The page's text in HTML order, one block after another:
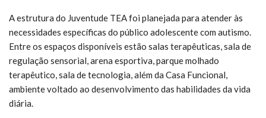
A estrutura do Juventude TEA foi planejada para atender às
necessidades específicas do público adolescente com autismo.
Entre os espaços disponíveis estão salas terapêuticas, sala de
regulação sensorial, arena esportiva, parque molhado
terapêutico, sala de tecnologia, além da Casa Funcional,
ambiente voltado ao desenvolvimento das habilidades da vida
diária.